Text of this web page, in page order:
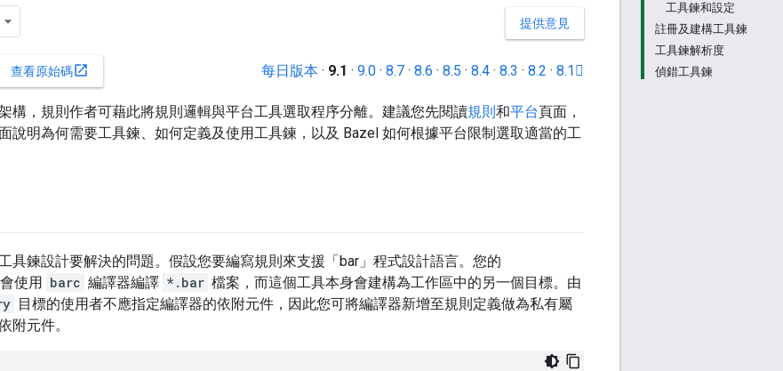
工具鍊和設定
註冊及建構工具鍊
工具鍊解析度
偵錯工具鍊
提供意見
查看原始碼open_in_new 每日版本 · 9.1 · 9.0 · 8.7 · 8.6 · 8.5 · 8.4 · 8.3 · 8.2 · 8.1
構，規則作者可藉此將規則邏輯與平台工具選取程序分離。建議您先閱讀規則和平台頁面，
說明為何需要工具鍊、如何定義及使用工具鍊，以及 Bazel 如何根據平台限制選取適當的工
具鍊設計要解決的問題。假設您要編寫規則來支援「bar」程式設計語言。您的
使用 barc 編譯器編譯 *.bar 檔案，而這個工具本身會建構為工作區中的另一個目標。由
目標的使用者不應指定編譯器的依附元件，因此您可將編譯器新增至規則定義做為私有屬
附元件。